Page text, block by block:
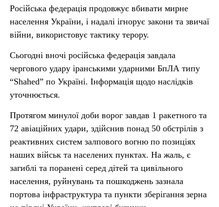
Російська федерація продовжує вбивати мирне
населення України, і надалі ігнорує закони та звичаї
війни, використовує тактику терору.
Сьогодні вночі російська федерація завдала
чергового удару іранськими ударними БпЛА типу
“Shahed” по Україні. Інформація щодо наслідків
уточнюється.
Протягом минулої доби ворог завдав 1 ракетного та
72 авіаційних удари, здійснив понад 50 обстрілів з
реактивних систем залпового вогню по позиціях
наших військ та населених пунктах. На жаль, є
загиблі та поранені серед дітей та цивільного
населення, руйнувань та пошкоджень зазнала
портова інфраструктура та пункти зберігання зерна